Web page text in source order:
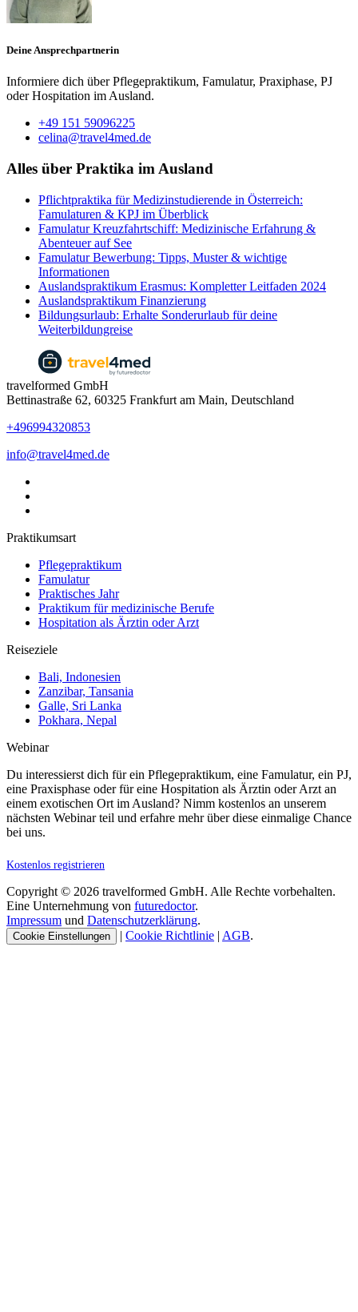
Deine Ansprechpartnerin
Informiere dich über Pflegepraktikum, Famulatur, Praxiphase, PJ
oder Hospitation im Ausland.
+49 151 59096225
celina@travel4med.de
Alles über Praktika im Ausland
Pflichtpraktika für Medizinstudierende in Österreich:
Famulaturen & KPJ im Überblick
Famulatur Kreuzfahrtschiff: Medizinische Erfahrung &
Abenteuer auf See
Famulatur Bewerbung: Tipps, Muster & wichtige
Informationen
Auslandspraktikum Erasmus: Kompletter Leitfaden 2024
Auslandspraktikum Finanzierung
Bildungsurlaub: Erhalte Sonderurlaub für deine
Weiterbildungreise
travelformed GmbH
Bettinastraße 62, 60325 Frankfurt am Main, Deutschland
+496994320853
info@travel4med.de
Praktikumsart
Pflegepraktikum
Famulatur
Praktisches Jahr
Praktikum für medizinische Berufe
Hospitation als Ärztin oder Arzt
Reiseziele
Bali, Indonesien
Zanzibar, Tansania
Galle, Sri Lanka
Pokhara, Nepal
Webinar
Du interessierst dich für ein Pflegepraktikum, eine Famulatur, ein PJ,
eine Praxisphase oder für eine Hospitation als Ärztin oder Arzt an
einem exotischen Ort im Ausland? Nimm kostenlos an unserem
nächsten Webinar teil und erfahre mehr über diese einmalige Chance
bei uns.
Kostenlos registrieren
Copyright © 2026 travelformed GmbH. Alle Rechte vorbehalten.
Eine Unternehmung von futuredoctor.
Impressum und Datenschutzerklärung.
Cookie Einstellungen | Cookie Richtlinie | AGB.